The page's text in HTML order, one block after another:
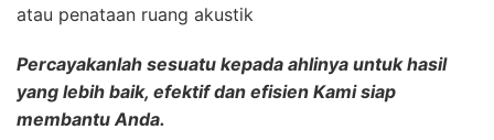
atau penataan ruang akustik
Percayakanlah sesuatu kepada ahlinya untuk hasil
yang lebih baik, efektif dan efisien Kami siap
membantu Anda.